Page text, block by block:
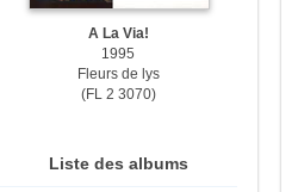
A La Via!
1995
Fleurs de lys
(FL 2 3070)
Liste des albums